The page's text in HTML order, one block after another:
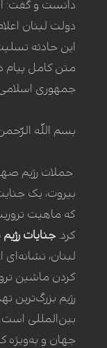
دانست و گفت:
دولت لبنان
این حادثه
متن کامل پیام
جمهوری
بسم اللّه
حملات رژیم
بیروت، یک
که ماهیت
کرد. جنایات
لبنان،
کردن ماشین
رژیم بزرگ‌ترین
بین‌المللی
جهان و به‌ویژه